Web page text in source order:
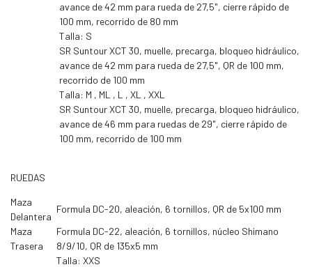
avance de 42 mm para rueda de 27,5", cierre rápido de
100 mm, recorrido de 80 mm
Talla: S
SR Suntour XCT 30, muelle, precarga, bloqueo hidráulico,
avance de 42 mm para rueda de 27,5", QR de 100 mm,
recorrido de 100 mm
Talla: M , ML , L , XL , XXL
SR Suntour XCT 30, muelle, precarga, bloqueo hidráulico,
avance de 46 mm para ruedas de 29", cierre rápido de
100 mm, recorrido de 100 mm
RUEDAS
Maza
Delantera
Formula DC-20, aleación, 6 tornillos, QR de 5x100 mm
Maza
Trasera
Formula DC-22, aleación, 6 tornillos, núcleo Shimano
8/9/10, QR de 135x5 mm
Talla: XXS